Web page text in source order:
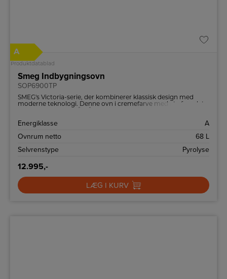
A
Produktdatablad
Smeg Indbygningsovn
SOP6900TP
SMEG's Victoria-serie, der kombinerer klassisk design med
moderne teknologi. Denne ovn i cremefarve med et afrundet
Energiklasse
A
Ovnrum netto
68 L
Selvrenstype
Pyrolyse
12.995,-
LÆG I KURV